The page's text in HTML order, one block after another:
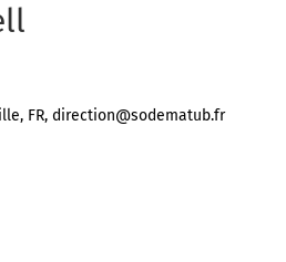
FR, direction@sodematub.fr